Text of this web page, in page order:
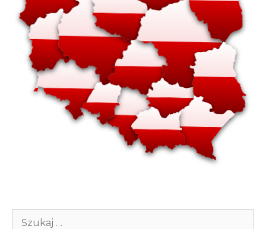
Szukaj: